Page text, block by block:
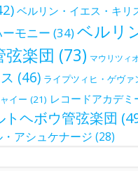
ベルリン・イエス・キリ
モニー (34)ベルリ
楽団 (73) マウリツィ
(46) ライプツィヒ・ゲヴ
イー (21) レコードアカデミ
ヘボウ管弦楽団
アシュケナージ (28)